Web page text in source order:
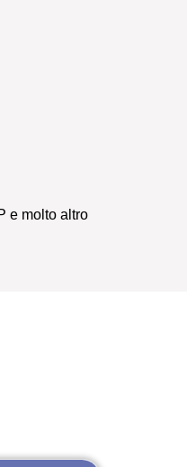
e molto altro